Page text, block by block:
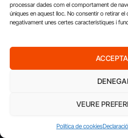
processar dades com el comportament de
úniques en aquest lloc. No consentir o retirar
negativament unes certes característiques i
VEURE
Política de cookies